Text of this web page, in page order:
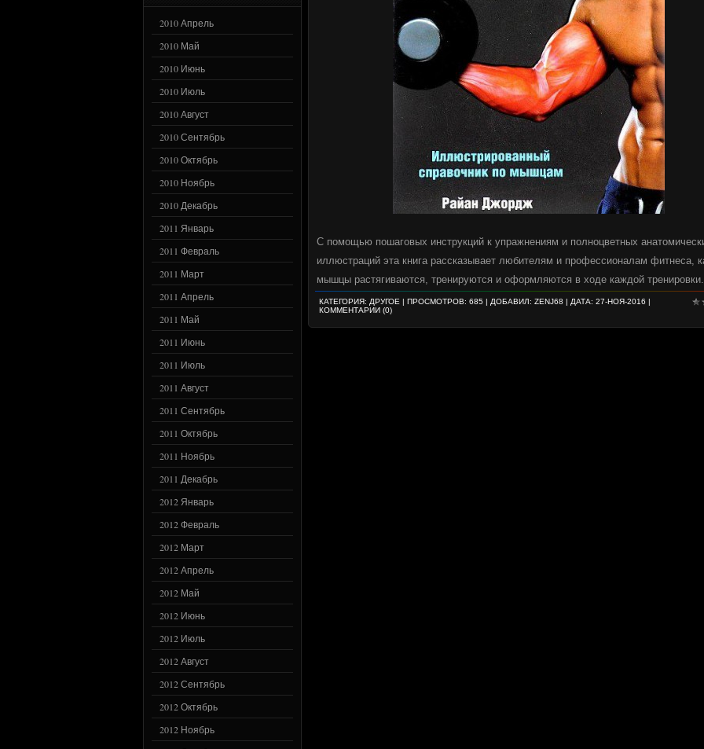
2010 Апрель
2010 Май
2010 Июнь
2010 Июль
2010 Август
2010 Сентябрь
2010 Октябрь
2010 Ноябрь
2010 Декабрь
2011 Январь
2011 Февраль
2011 Март
2011 Апрель
2011 Май
2011 Июнь
2011 Июль
2011 Август
2011 Сентябрь
2011 Октябрь
2011 Ноябрь
2011 Декабрь
2012 Январь
2012 Февраль
2012 Март
2012 Апрель
2012 Май
2012 Июнь
2012 Июль
2012 Август
2012 Сентябрь
2012 Октябрь
2012 Ноябрь
С помощью пошаговых инструкций к упражнениям и полноцветных
иллюстраций эта книга рассказывает любителям и профессионалам фитнеса,
мышцы растягиваются, тренируются и оформляются в ходе каждой тренировки.
КАТЕГОРИЯ: ДРУГОЕ | ПРОСМОТРОВ: 685 | ДОБАВИЛ: ZENJ68 | ДАТА: 27-НОЯ-2016 |
КОММЕНТАРИИ (0)